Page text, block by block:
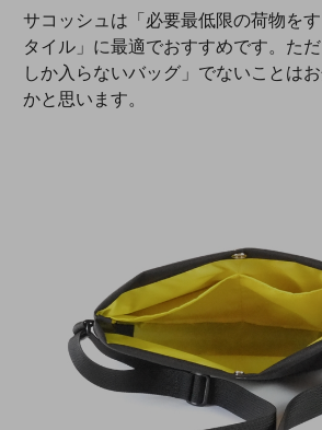
サコッシュは「必要最低限の荷物を
タイル」に最適でおすすめです。た
しか入らないバッグ」でないことは
かと思います。